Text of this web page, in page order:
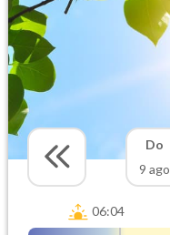
Do
9 ago
06:04